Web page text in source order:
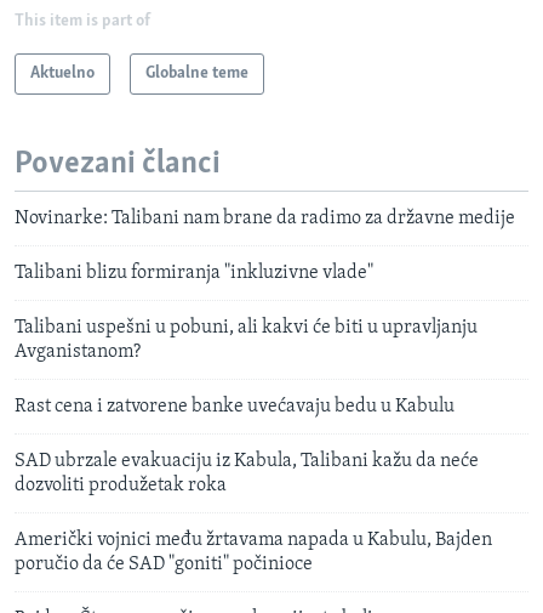
This item is part of
Aktuelno Globalne teme
Povezani članci
Novinarke: Talibani nam brane da radimo za državne medije
Talibani blizu formiranja "inkluzivne vlade"
Talibani uspešni u pobuni, ali kakvi će biti u upravljanju
Avganistanom?
Rast cena i zatvorene banke uvećavaju bedu u Kabulu
SAD ubrzale evakuaciju iz Kabula, Talibani kažu da neće
dozvoliti produžetak roka
Američki vojnici među žrtavama napada u Kabulu, Bajden
poručio da će SAD "goniti" počinioce